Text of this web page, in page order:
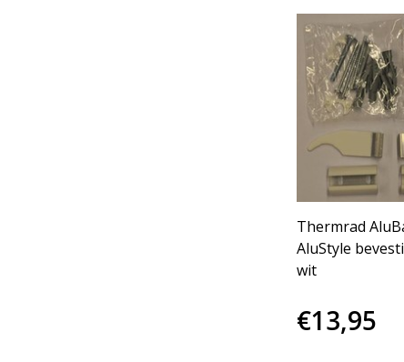
Thermrad
AluStyle
wit
€13,95